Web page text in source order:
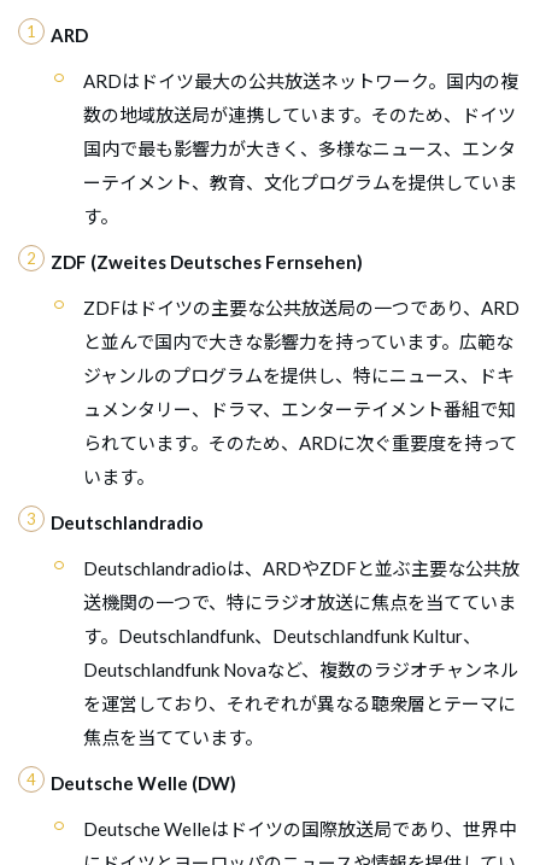
ARD
ARDはドイツ最大の公共放送ネットワーク。国内の複
数の地域放送局が連携しています。そのため、ドイツ
国内で最も影響力が大きく、多様なニュース、エンタ
ーテイメント、教育、文化プログラムを提供していま
す。
ZDF (Zweites Deutsches Fernsehen)
ZDFはドイツの主要な公共放送局の一つであり、ARD
と並んで国内で大きな影響力を持っています。広範な
ジャンルのプログラムを提供し、特にニュース、ドキ
ュメンタリー、ドラマ、エンターテイメント番組で知
られています。そのため、ARDに次ぐ重要度を持って
います。
Deutschlandradio
Deutschlandradioは、ARDやZDFと並ぶ主要な公共放
送機関の一つで、特にラジオ放送に焦点を当てていま
す。Deutschlandfunk、Deutschlandfunk Kultur、
Deutschlandfunk Novaなど、複数のラジオチャンネル
を運営しており、それぞれが異なる聴衆層とテーマに
焦点を当てています。
Deutsche Welle (DW)
Deutsche Welleはドイツの国際放送局であり、世界中